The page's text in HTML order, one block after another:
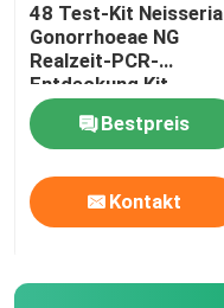
48 Test-Kit Neisseria
Gonorrhoeae NG
Realzeit-PCR-
Entdeckung Kit
Lyophilized
Bestpreis
Kontakt